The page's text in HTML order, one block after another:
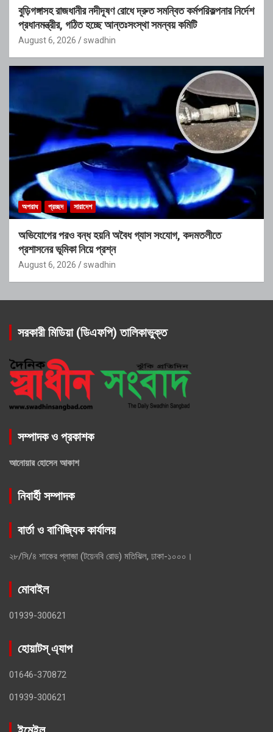
বুড়িগঙ্গাসহ রাজধানীর নদীদূষণ রোধে দ্রুত সমন্বিত কর্মপরিকল্পনার নির্দেশ
প্রধানমন্ত্রীর, গঠিত হচ্ছে আন্তঃসংস্থা সমন্বয় কমিটি
August 6, 2026 swadhin
অপরাধ প্রচ্ছদ সারাদেশ
অভিযোগের পরও বন্ধ হয়নি অবৈধ গ্যাস সংযোগ, কদমতলীতে
প্রশাসনের ভূমিকা নিয়ে প্রশ্ন
August 6, 2026 swadhin
সরকারী মিডিয়া (ডিএফপি) তালিকাভুক্ত
সম্পাদক ও প্রকাশক
আনোয়ার হোসেন আকাশ
নিবার্হী সম্পাদক
বার্তা ও বাণিজ্যিক কার্যালয়
২৮/সি/৪ শাকের প্লাজা (টয়েনবি রোড) মতিঝিল, ঢাকা-১০০০।
মোবাইল
01939-300621
হোয়াটস্ এ্যাপ
01646-370872
01939-300621